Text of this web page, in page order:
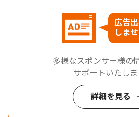
広告
しま
多様なスポンサー様の
サポートいたしま
詳細を見る